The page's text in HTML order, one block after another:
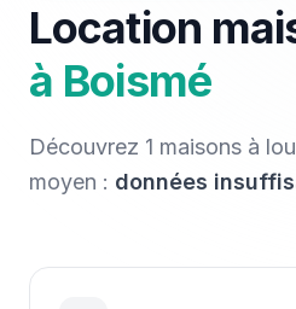
Location
à Boismé
Découvrez 1 maisons à
moyen : données